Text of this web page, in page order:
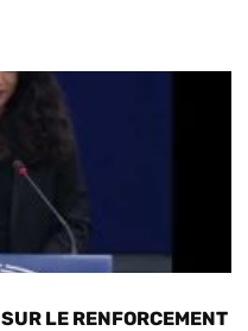
LE RENFORCEMENT